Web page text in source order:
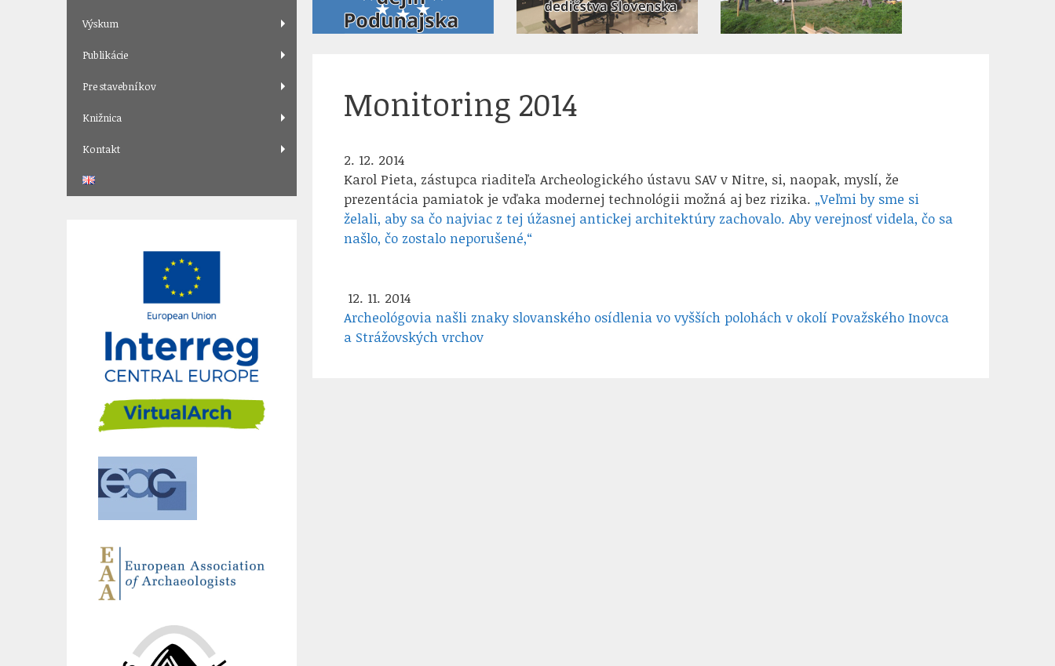
Monitoring 2014
2. 12. 2014
Karol Pieta, zástupca riaditeľa Archeologického ústavu SAV v Nitre, si, naopak, myslí, že
prezentácia pamiatok je vďaka modernej technológii možná aj bez rizika.„Veľmi by sme si
želali, aby sa čo najviac z tej úžasnej antickej architektúry zachovalo. Aby verejnosť videla, čo sa
našlo, čo zostalo neporušené,“
12. 11. 2014
Archeológovia našli znaky slovanského osídlenia vo vyšších polohách v okolí Považského Inovca
a Strážovských vrchov
Výskum
Publikácie
Pre stavebníkov
Knižnica
Kontakt